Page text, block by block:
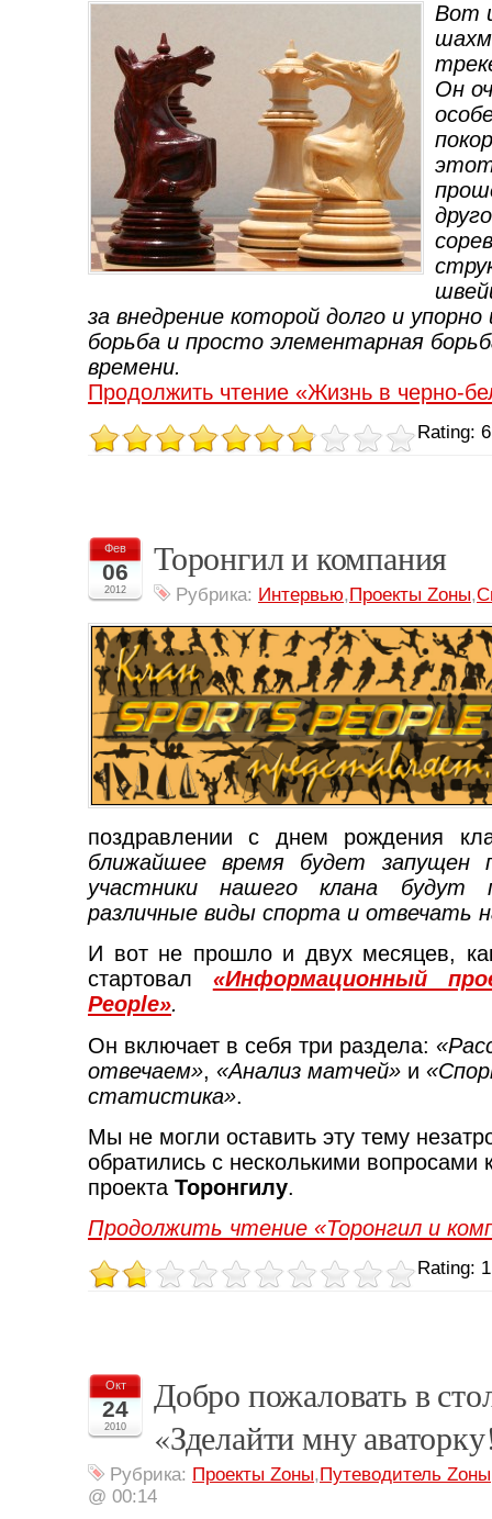
Вот
Он
за внедрение которой долго и
борьба и просто элементарная
времени.
Продолжить чтение «Жизнь в черно-
Rating:
Фев
06
2012
Торонгил и компания
Рубрика: Интервью, Проекты Zоны,
поздравлении с днем рождения
ближайшее время будет запущен
участники нашего клана будут
различные виды спорта и отвечать
И вот не прошло и двух месяцев,
стартовал
«Информационный
People».
Он включает в себя три раздела:
отвечаем», «Анализ матчей» и
статистика».
Мы не могли оставить эту тему
обратились с несколькими вопросами
проекта Торонгилу.
Продолжить чтение «Торонгил и
Rating:
Окт
24
2010
Добро пожаловать в
«Зделайти мну
Рубрика: Проекты Zоны,Путеводитель Zoны
@ 00:14